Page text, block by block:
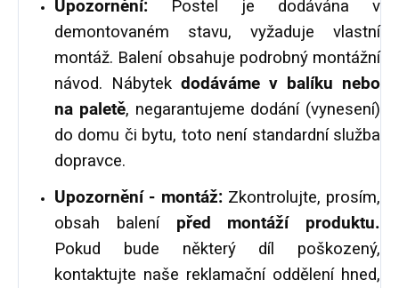
Upozornění: Postel je dodávána v
demontovaném stavu, vyžaduje vlastní
montáž. Balení obsahuje podrobný montážní
návod. Nábytek dodáváme v balíku nebo
na paletě, negarantujeme dodání (vynesení)
do domu či bytu, toto není standardní služba
dopravce.
Upozornění - montáž:Zkontrolujte, prosím,
obsah balení před montáží produktu.
Pokud bude některý díl poškozený,
kontaktujte naše reklamační oddělení hned,